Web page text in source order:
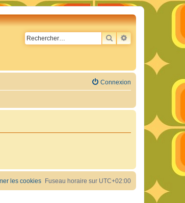
RECHERCHER
RECHERCHE
Connexion
Fuseau horaire sur UTC+02:00
les cookies